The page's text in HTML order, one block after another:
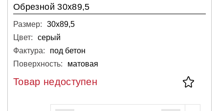
Обрезной 30х89,5
Размер:
30х89,5
Цвет:
серый
Фактура:
под бетон
Поверхность:
матовая
Товар недоступен